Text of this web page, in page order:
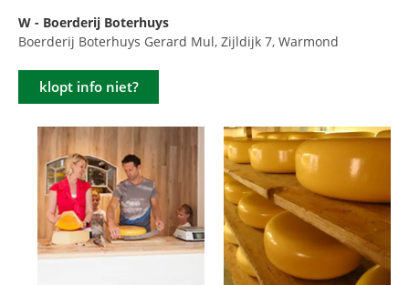
W - Boerderij Boterhuys
Boerderij Boterhuys Gerard Mul, Zijldijk 7, Warmond
klopt info niet?